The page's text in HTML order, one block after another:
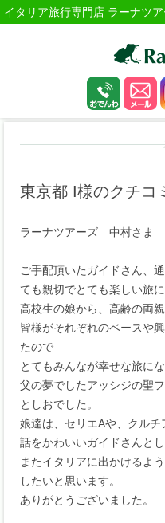
イタリア旅行専門店 ラーナツ
東京都 I様のクチコ
ラーナツアーズ 中村さま
ご手配頂いたガイドさん、
ても親切でとても楽しい旅に
高校生の娘から、高齢の両
皆様がそれぞれのペースや
たので
とてもみんなが幸せな旅にな
父の夢でしたアッシジの聖
としおでした。
娘達は、セリエAや、クル
話をかわいいガイドさんとし
またイタリアに出かけるよ
したいと思います。
ありがとうございました。